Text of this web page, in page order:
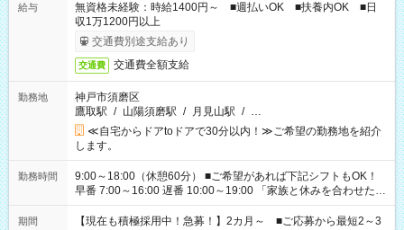
給与
無資格未経験：時給1400円～ ■週払いOK ■扶養内OK ■日
収1万1200円以上
交通費別途支給あり
交通費 交通費全額支給
勤務地
神戸市須磨区
鷹取駅 / 山陽須磨駅 / 月見山駅 / …
≪自宅からドアtoドアで30分以内！≫ご希望の勤務地を紹介
します。
勤務時間
9:00～18:00（休憩60分） ■ご希望があれば下記シフトもOK！
早番 7:00～16:00 遅番 10:00～19:00 「家族と休みを合わせた
い」 「余裕を持って夕飯の準備がしたい」 「できれば残業はし
たくない」 など、ご希望を教えてくださいね。 ※Wワーク希望
期間
【現在も積極採用中！急募！】2カ月～ ■ご応募から最短2～3